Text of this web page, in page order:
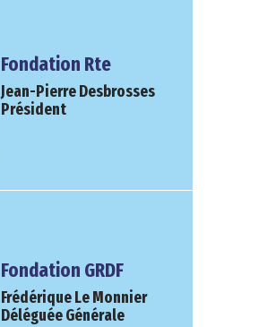
Fondation Rte
Jean-Pierre Desbrosses
Président
Fondation GRDF
Frédérique Le Monnier
Déléguée Générale